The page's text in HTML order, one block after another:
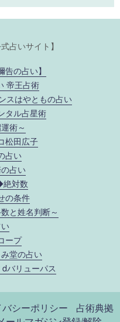
占いサイト】
の占い】
帝王占術
スはやともの占い
タル占星術
術～
松田広子
占い
占い
対数
の条件
と姓名判断～
ープ
堂の占い
バリューパス
シーポリシー
占術典拠